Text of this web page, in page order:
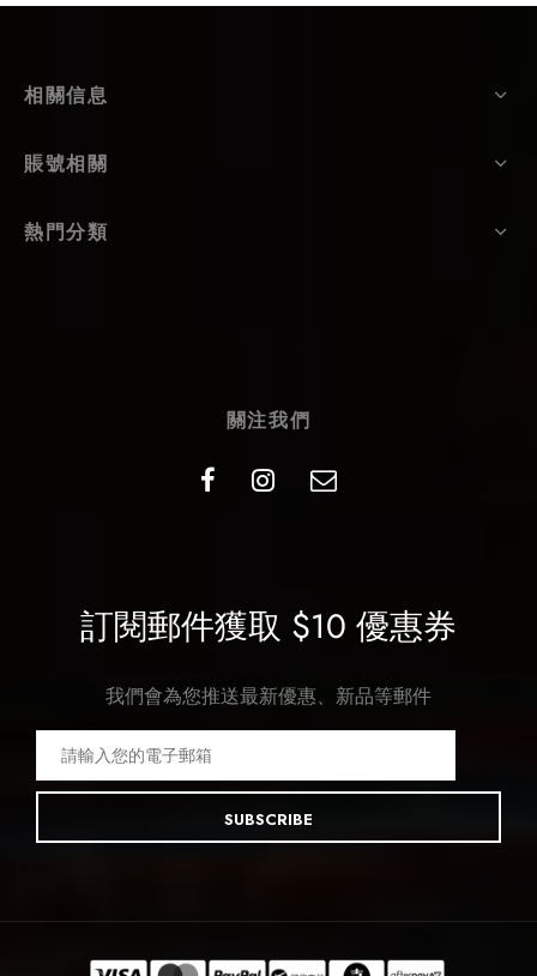
相關信息
賬號相關
熱門分類
關注我們
訂閱郵件獲取 $10 優惠券
我們會為您推送最新優惠、新品等郵件
SUBSCRIBE